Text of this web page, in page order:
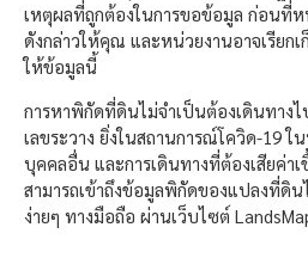
เหตุผลที่ถูกต้องในการขอข้อมูล ก่อนที่
ดังกล่าวให้คุณ และหน่วยงานอาจเรียก
ให้ข้อมูลนี้
การหาพิกัดที่ดินไม่จำเป็นต้องเดินทาง
เลขระวาง ยิ่งในสถานการณ์โควิด-19
บุคคลอื่น และการเดินทางที่ต้องเสียค่
สามารถเข้าถึงข้อมูลพิกัดของแปลงที่ดิ
ง่ายๆ ทางมือถือ ผ่านเว็บไซต์